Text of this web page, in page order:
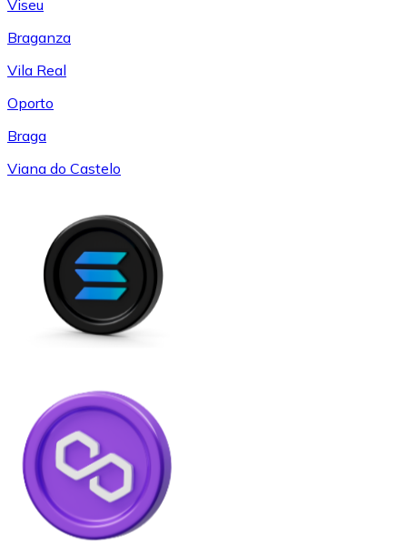
Viseu
Braganza
Vila Real
Oporto
Braga
Viana do Castelo